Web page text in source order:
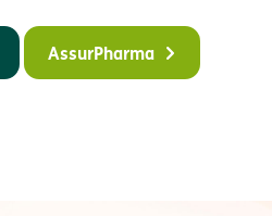
AssurPharma